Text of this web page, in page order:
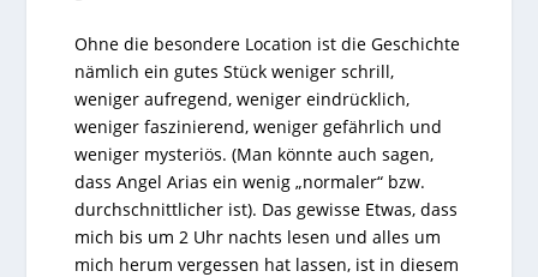
Ohne die besondere Location ist die Geschichte
nämlich ein gutes Stück weniger schrill,
weniger aufregend, weniger eindrücklich,
weniger faszinierend, weniger gefährlich und
weniger mysteriös. (Man könnte auch sagen,
dass Angel Arias ein wenig „normaler“ bzw.
durchschnittlicher ist). Das gewisse Etwas, dass
mich bis um 2 Uhr nachts lesen und alles um
mich herum vergessen hat lassen, ist in diesem